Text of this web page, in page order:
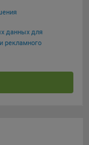
данных для
рекламного